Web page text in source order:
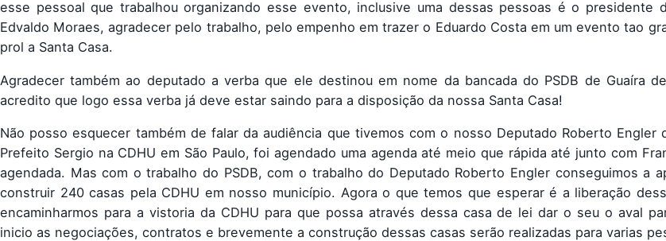
esse pessoal que trabalhou organizando esse evento, inclusive uma dessas pessoas é o presidente
Edvaldo Moraes, agradecer pelo trabalho, pelo empenho em trazer o Eduardo Costa em um evento tao
prol a Santa Casa.
Agradecer também ao deputado a verba que ele destinou em nome da bancada do PSDB de Guaíra
acredito que logo essa verba já deve estar saindo para a disposição da nossa Santa Casa!
Não posso esquecer também de falar da audiência que tivemos com o nosso Deputado Roberto Engler
Prefeito Sergio na CDHU em São Paulo, foi agendado uma agenda até meio que rápida até junto com
agendada. Mas com o trabalho do PSDB, com o trabalho do Deputado Roberto Engler conseguimos a
construir 240 casas pela CDHU em nosso município. Agora o que temos que esperar é a liberação
encaminharmos para a vistoria da CDHU para que possa através dessa casa de lei dar o seu o aval
inicio as negociações, contratos e brevemente a construção dessas casas serão realizadas para varias